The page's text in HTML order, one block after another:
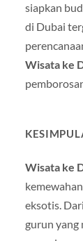
siapkan
di Dubai
Wisata ke
Wisata ke
eksotis.
gurun yang